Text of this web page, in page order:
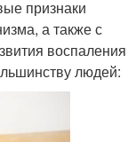
признаки
а также с
воспаления
людей: